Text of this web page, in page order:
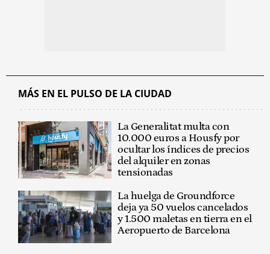
MÁS EN EL PULSO DE LA CIUDAD
La Generalitat multa con
10.000 euros a Housfy por
ocultar los índices de precios
del alquiler en zonas
tensionadas
La huelga de Groundforce
deja ya 50 vuelos cancelados
y 1.500 maletas en tierra en el
Aeropuerto de Barcelona